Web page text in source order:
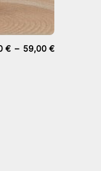
€ – 59,00 €Plage